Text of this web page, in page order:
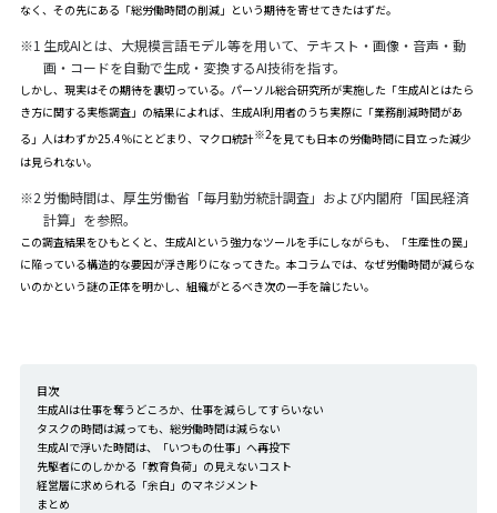
なく、その先にある「総労働時間の削減」という期待を寄せてきたはずだ。
※1 生成AIとは、大規模言語モデル等を用いて、テキスト・画像・音声・動
画・コードを自動で生成・変換するAI技術を指す。
しかし、現実はその期待を裏切っている。パーソル総合研究所が実施した「生成AIとはたら
き方に関する実態調査 」の結果によれば、生成AI利用者のうち実際に「業務削減時間があ
る」人はわずか25.4％にとどまり、マクロ統計※2を見ても日本の労働時間に目立った減少
は見られない。
※2 労働時間は、厚生労働省「毎月勤労統計調査」および内閣府「国民経済
計算」を参照。
この調査結果をひもとくと、生成AIという強力なツールを手にしながらも、「生産性の罠」
に陥っている構造的な要因が浮き彫りになってきた。本コラムでは、なぜ労働時間が減らな
いのかという謎の正体を明かし、組織がとるべき次の一手を論じたい。
目次
生成AIは仕事を奪うどころか、仕事を減らしてすらいない
タスクの時間は減っても、総労働時間は減らない
生成AIで浮いた時間は、「いつもの仕事」へ再投下
先駆者にのしかかる「教育負荷」の見えないコスト
経営層に求められる「余白」のマネジメント
まとめ